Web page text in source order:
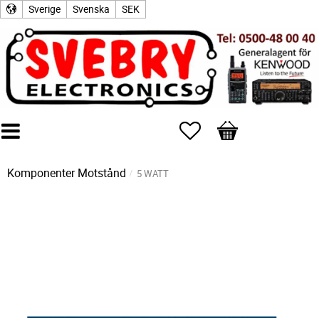
Sverige Svenska SEK
Favoriter
Kundvagn
Komponenter Motstånd 5 WATT